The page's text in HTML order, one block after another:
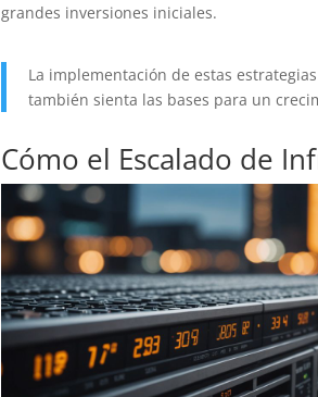
grandes inversiones iniciales.
La implementación de estas
también sienta las bases para un
Cómo el Escalado de